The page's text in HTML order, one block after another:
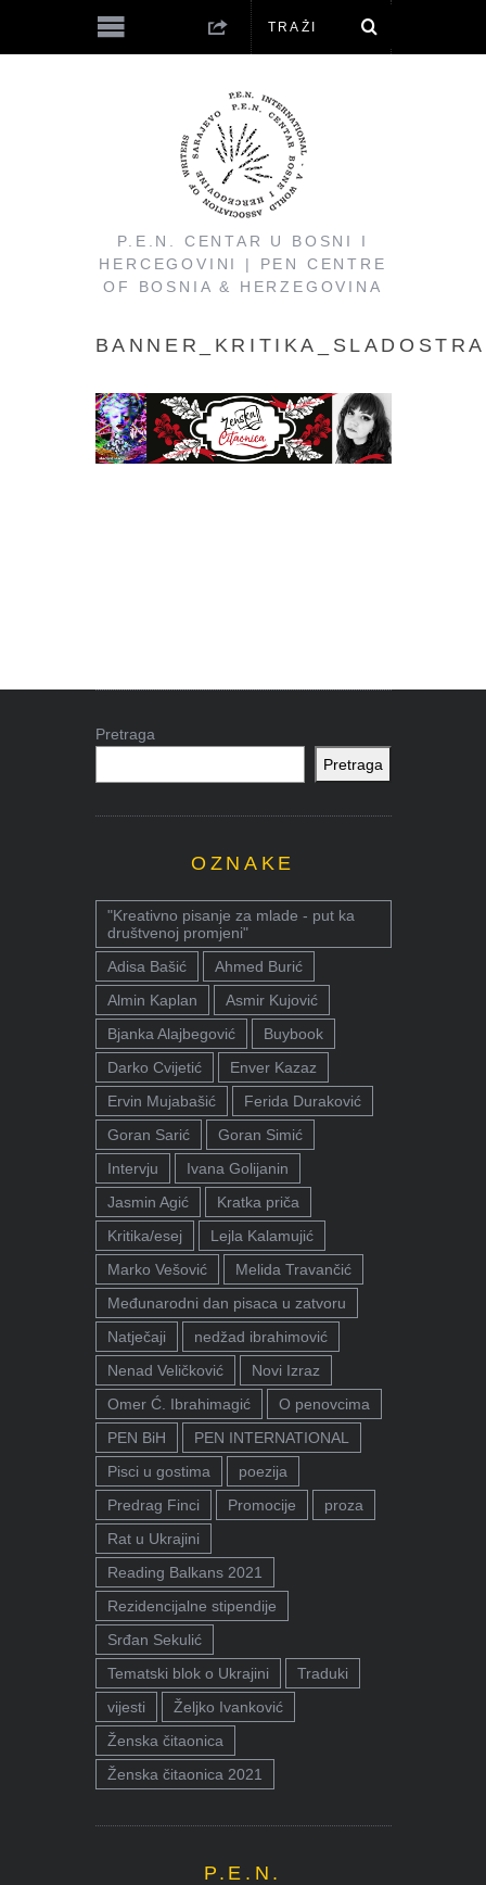
P.E.N. CENTAR U BOSNI I
HERCEGOVINI | PEN CENTRE
OF BOSNIA & HERZEGOVINA
Pretraga
Pretraga
OZNAKE
"Kreativno pisanje za mlade - put ka
društvenoj promjeni"
Adisa Bašić
Ahmed Burić
Almin Kaplan
Asmir Kujović
Bjanka Alajbegović
Buybook
Darko Cvijetić
Enver Kazaz
Ervin Mujabašić
Ferida Duraković
Goran Sarić
Goran Simić
Intervju
Ivana Golijanin
Jasmin Agić
Kratka priča
Kritika/esej
Lejla Kalamujić
Marko Vešović
Melida Travančić
Međunarodni dan pisaca u zatvoru
Natječaji
nedžad ibrahimović
Nenad Veličković
Novi Izraz
Omer Ć. Ibrahimagić
O penovcima
PEN BiH
PEN INTERNATIONAL
Pisci u gostima
poezija
Predrag Finci
Promocije
proza
Rat u Ukrajini
Reading Balkans 2021
Rezidencijalne stipendije
Srđan Sekulić
Tematski blok o Ukrajini
Traduki
vijesti
Željko Ivanković
Ženska čitaonica
Ženska čitaonica 2021
P.E.N.